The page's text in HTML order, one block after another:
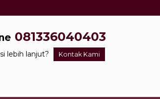
081336040403
lebih lanjut? Kontak Kami